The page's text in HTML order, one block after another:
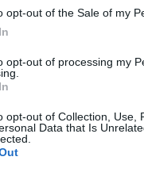
opt-out of the Sale of my
opt-out of processing my
opt-out of Collection, Use,
Data that Is
си
е
огромно